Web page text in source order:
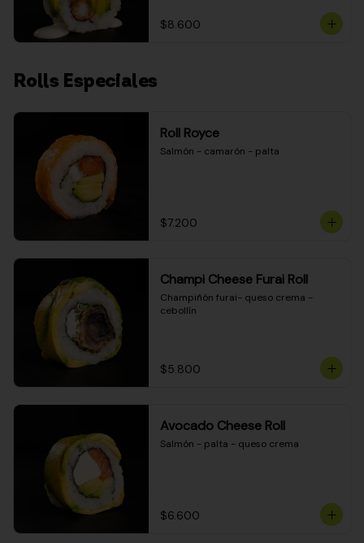
$8.600
Rolls Especiales
Roll Royce
Salmón - camarón - palta
$7.200
Champi Cheese Furai Roll
Champiñón furai- queso crema -
cebollín
$5.800
Avocado Cheese Roll
Salmón - palta - queso crema
$6.600